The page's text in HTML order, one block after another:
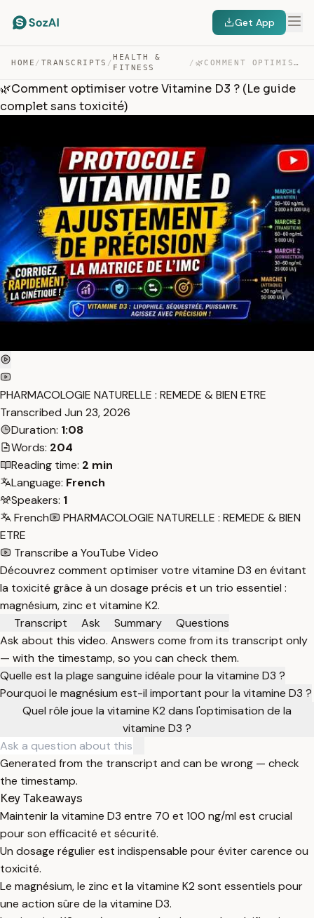
Get App
HOME / TRANSCRIPTS /
HEALTH &
FITNESS
/ 🌿COMMENT OPTIMISER VOTRE VITAMINE D3 ? (LE GUIDE COMPLE… — TRANSCRIPT
🌿Comment optimiser votre Vitamine D3 ? (Le guide
complet sans toxicité)
PHARMACOLOGIE NATURELLE : REMEDE & BIEN ETRE
Transcribed Jun 23, 2026
Duration: 1:08
Words: 204
Reading time: 2 min
Language: French
Speakers: 1
French
PHARMACOLOGIE NATURELLE : REMEDE & BIEN
ETRE
Transcribe a YouTube Video
Découvrez comment optimiser votre vitamine D3 en évitant
la toxicité grâce à un dosage précis et un trio essentiel :
magnésium, zinc et vitamine K2.
Transcript
Ask Summary
Questions
Ask about this video. Answers come from its transcript only
— with the timestamp, so you can check them.
Quelle est la plage sanguine idéale pour la vitamine D3 ?
Pourquoi le magnésium est-il important pour la vitamine D3 ?
Quel rôle joue la vitamine K2 dans l'optimisation de la
vitamine D3 ?
Generated from the transcript and can be wrong — check
the timestamp.
Key Takeaways
Maintenir la vitamine D3 entre 70 et 100 ng/ml est crucial
pour son efficacité et sécurité.
Un dosage régulier est indispensable pour éviter carence ou
toxicité.
Le magnésium, le zinc et la vitamine K2 sont essentiels pour
une action sûre de la vitamine D3.